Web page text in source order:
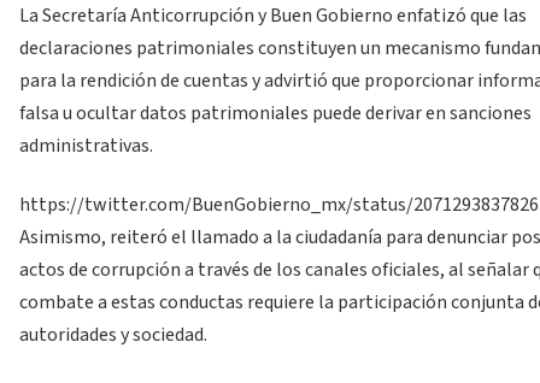
La Secretaría Anticorrupción y Buen Gobierno enfatizó que las
declaraciones patrimoniales constituyen un mecanismo
para la rendición de cuentas y advirtió que proporcionar
falsa u ocultar datos patrimoniales puede derivar en sanciones
administrativas.
https://twitter.com/BuenGobierno_mx/status/
Asimismo, reiteró el llamado a la ciudadanía para denunciar
actos de corrupción a través de los canales oficiales, al señalar
combate a estas conductas requiere la participación conjunta
autoridades y sociedad.